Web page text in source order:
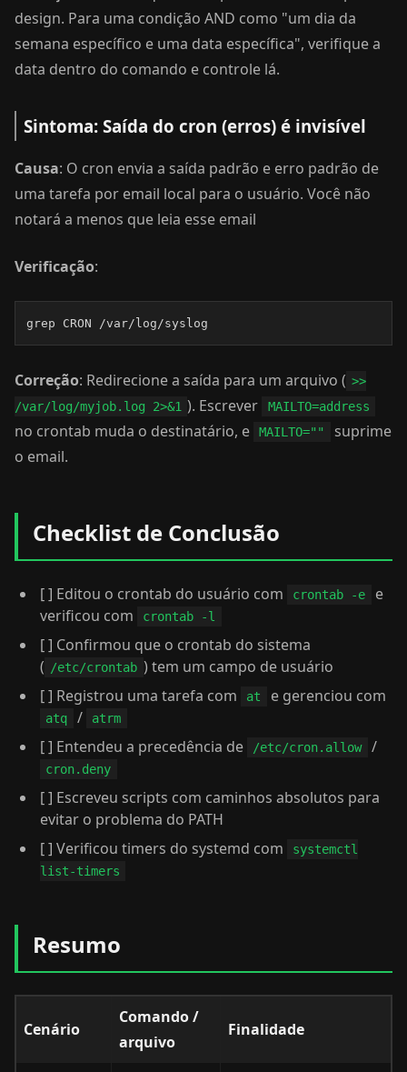
design. Para uma condição AND como "um dia da
semana específico e uma data específica", verifique a
data dentro do comando e controle lá.
Sintoma: Saída do cron (erros) é invisível
Causa: O cron envia a saída padrão e erro padrão de
uma tarefa por email local para o usuário. Você não
notará a menos que leia esse email
Verificação:
grep CRON /var/log/syslog
Correção: Redirecione a saída para um arquivo ( >>
/var/log/myjob.log 2>&1 ). Escrever MAILTO=address
no crontab muda o destinatário, e MAILTO=""
suprime
o email.
Checklist de Conclusão
[ ] Editou o crontab do usuário com crontab -e
e
verificou com
crontab -l
[ ] Confirmou que o crontab do sistema
( /etc/crontab ) tem um campo de usuário
[ ] Registrou uma tarefa com
at e gerenciou com
atq / atrm
[ ] Entendeu a precedência de /etc/cron.allow /
cron.deny
[ ] Escreveu scripts com caminhos absolutos para
evitar o problema do PATH
[ ] Verificou timers do systemd com
systemctl
list-timers
Resumo
Cenário
Comando /
arquivo
Finalidade